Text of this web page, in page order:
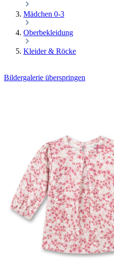
Mädchen 0-3
Oberbekleidung
Kleider & Röcke
Bildergalerie überspringen